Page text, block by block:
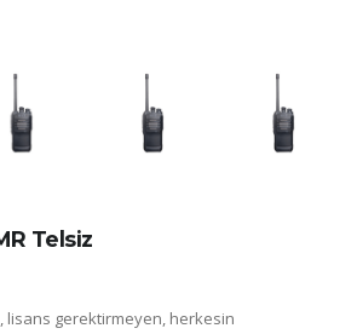
Telsiz
lisans gerektirmeyen, herkesin